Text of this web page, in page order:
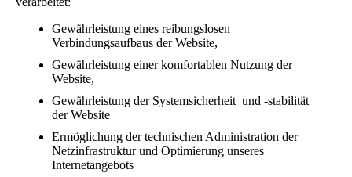
Gewährleistung eines reibungslosen
Verbindungsaufbaus der Website,
Gewährleistung einer komfortablen Nutzung der
Website,
Gewährleistung der Systemsicherheit und -stabilität
der Website
Ermöglichung der technischen Administration der
Netzinfrastruktur und Optimierung unseres
Internetangebots